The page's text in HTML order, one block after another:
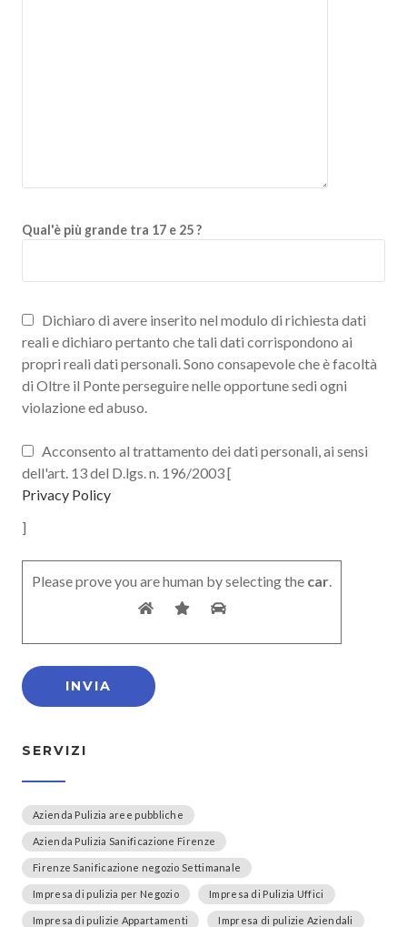
Qual'è più grande tra 17 e 25 ?
Dichiaro di avere inserito nel modulo di richiesta dati
reali e dichiaro pertanto che tali dati corrispondono ai
propri reali dati personali. Sono consapevole che è facoltà
di Oltre il Ponte perseguire nelle opportune sedi ogni
violazione ed abuso.
Acconsento al trattamento dei dati personali, ai sensi
dell'art. 13 del D.lgs. n. 196/2003 [
Privacy Policy
]
Please prove you are human by selecting the car.
SERVIZI
Azienda Pulizia aree pubbliche
Azienda Pulizia Sanificazione Firenze
Firenze Sanificazione negozio Settimanale
Impresa di pulizia per Negozio Impresa di Pulizia Uffici
Impresa di pulizie Appartamenti Impresa di pulizie Aziendali